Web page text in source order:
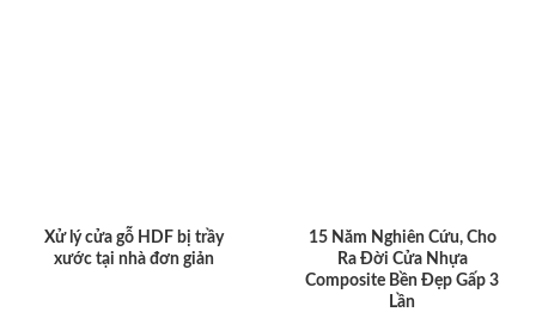
Xử lý cửa gỗ HDF bị trầy
xước tại nhà đơn giản
15 Năm Nghiên Cứu, Cho
Ra Đời Cửa Nhựa
Composite Bền Đẹp Gấp 3
Lần